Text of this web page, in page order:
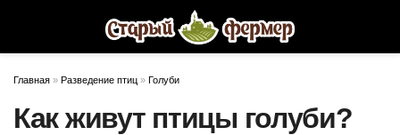
Главная » Разведение птиц » Голуби
Как живут птицы голуби?